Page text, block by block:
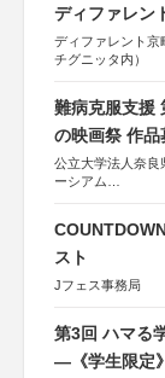
ディファレン
ディファレント京
チグニッタ内）
難病克服支援
の映画祭 作品
公立大学法人奈良
ーシアム
後援：厚生労働省
文部科学省
日本経済団体
「“よい仕事お
関西文化学術
東京難病団体
スト
Jフェス事務局
第3回 ハマる
―《学生限定》